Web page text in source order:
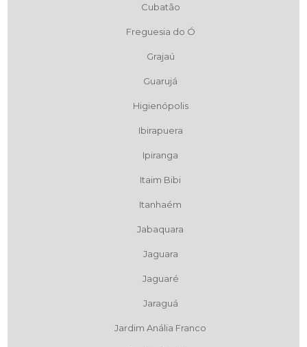
Cubatão
Freguesia do Ó
Grajaú
Guarujá
Higienópolis
Ibirapuera
Ipiranga
Itaim Bibi
Itanhaém
Jabaquara
Jaguara
Jaguaré
Jaraguá
Jardim Anália Franco